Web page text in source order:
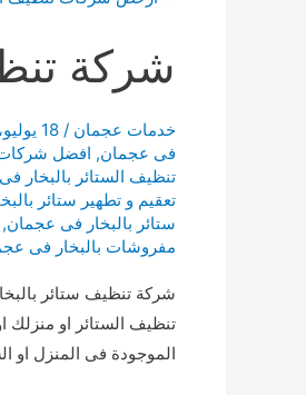
شركة
خدمات عجمان / 18 يوليو، 2018
فى عجمان, افضل شركات
تنظيف الستائر بالبخار
تعقيم و تطهير ستائر
ستائر بالبخار فى عجمان,
مفروشات بالبخار فى
شركة تنظيف ستائر
تنظيف الستائر او منزلك
الموجودة فى المنزل او